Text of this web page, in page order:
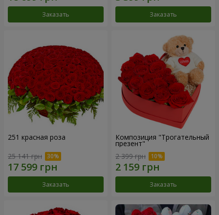
Заказать Заказать
251 красная роза
25 141 грн
Заказать
Композиция "Трогательный
презент"
2 399 грн
Заказать